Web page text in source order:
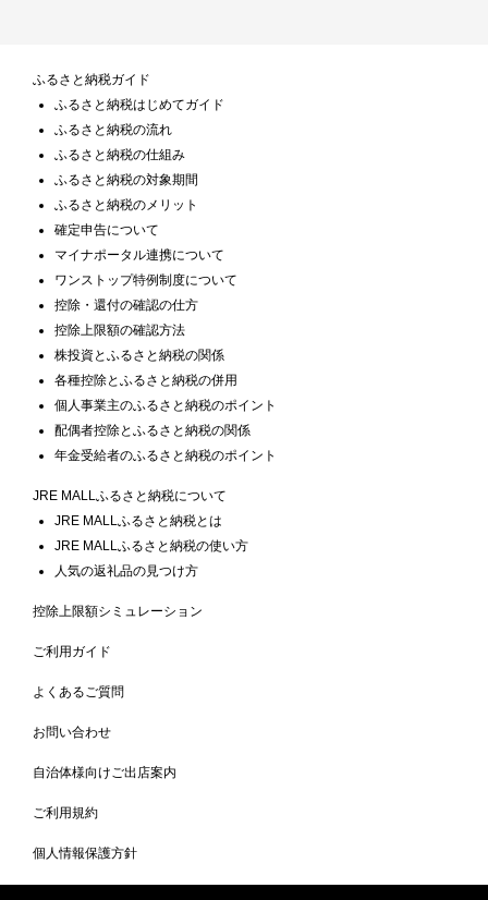
ふるさと納税ガイド
ふるさと納税はじめてガイド
ふるさと納税の流れ
ふるさと納税の仕組み
ふるさと納税の対象期間
ふるさと納税のメリット
確定申告について
マイナポータル連携について
ワンストップ特例制度について
控除・還付の確認の仕方
控除上限額の確認方法
株投資とふるさと納税の関係
各種控除とふるさと納税の併用
個人事業主のふるさと納税のポイント
配偶者控除とふるさと納税の関係
年金受給者のふるさと納税のポイント
JRE MALLふるさと納税について
JRE MALLふるさと納税とは
JRE MALLふるさと納税の使い方
人気の返礼品の見つけ方
控除上限額シミュレーション
ご利用ガイド
よくあるご質問
お問い合わせ
自治体様向けご出店案内
ご利用規約
個人情報保護方針